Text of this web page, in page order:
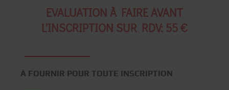
EVALUATION À FAIRE AVANT
L'INSCRIPTION SUR RDV: 55 €
À FOURNIR POUR TOUTE INSCRIPTION